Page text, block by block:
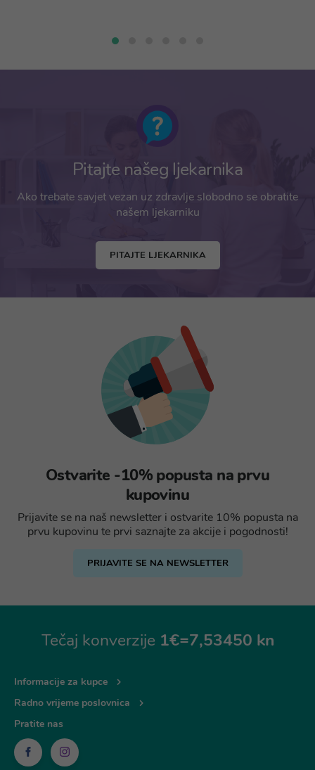
Pitajte našeg ljekarnika
Ako trebate savjet vezan uz zdravlje slobodno se obratite
našem ljekarniku
PITAJTE LJEKARNIKA
Ostvarite -10% popusta na prvu
kupovinu
Prijavite se na naš newsletter i ostvarite 10% popusta na
prvu kupovinu te prvi saznajte za akcije i pogodnosti!
PRIJAVITE SE NA NEWSLETTER
Tečaj konverzije 1€=7,53450 kn
Informacije za kupce
Radno vrijeme poslovnica
Pratite nas